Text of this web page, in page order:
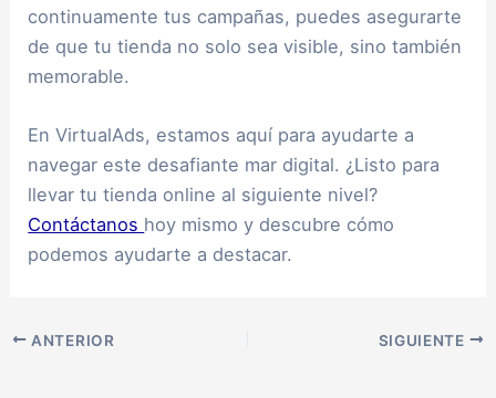
continuamente tus campañas, puedes asegurarte
de que tu tienda no solo sea visible, sino también
memorable.
En VirtualAds, estamos aquí para ayudarte a
navegar este desafiante mar digital. ¿Listo para
llevar tu tienda online al siguiente nivel?
Contáctanos hoy mismo y descubre cómo
podemos ayudarte a destacar.
ANTERIOR SIGUIENTE